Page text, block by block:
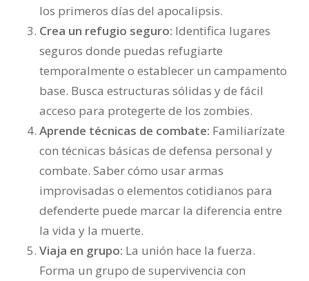
los primeros días del apocalipsis.
Crea un refugio seguro: Identifica lugares
seguros donde puedas refugiarte
temporalmente o establecer un campamento
base. Busca estructuras sólidas y de fácil
acceso para protegerte de los zombies.
Aprende técnicas de combate: Familiarízate
con técnicas básicas de defensa personal y
combate. Saber cómo usar armas
improvisadas o elementos cotidianos para
defenderte puede marcar la diferencia entre
la vida y la muerte.
Viaja en grupo: La unión hace la fuerza.
Forma un grupo de supervivencia con